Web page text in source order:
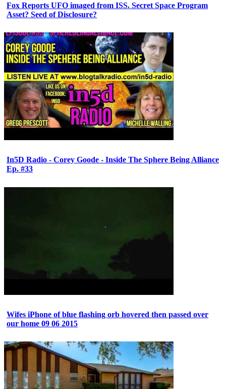
Fox Reports UFO imaged from ISS. Secret Space Program
Asset? Seed of Disclosure?
In5D Radio - Corey Goode - Inside The Sphere Being Alliance
Ep. #33
Wifes iPhone of blue flashing orb hovered then passed over
our home 09 06 2015